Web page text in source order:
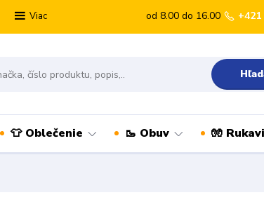
Viac od 8.00 do 16.00 +421
👕 Oblečenie 🥾 Obuv 🧤